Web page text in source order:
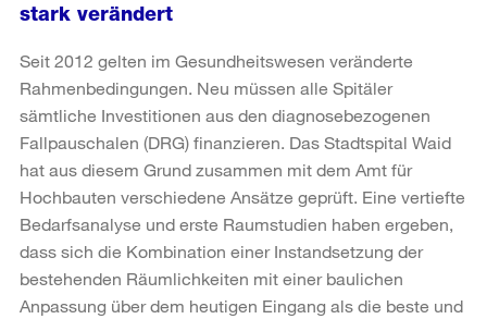
stark verändert
Seit 2012 gelten im Gesundheitswesen veränderte
Rahmenbedingungen. Neu müssen alle Spitäler
sämtliche Investitionen aus den diagnosebezogenen
Fallpauschalen (DRG) finanzieren. Das Stadtspital Waid
hat aus diesem Grund zusammen mit dem Amt für
Hochbauten verschiedene Ansätze geprüft. Eine vertiefte
Bedarfsanalyse und erste Raumstudien haben ergeben,
dass sich die Kombination einer Instandsetzung der
bestehenden Räumlichkeiten mit einer baulichen
Anpassung über dem heutigen Eingang als die beste und